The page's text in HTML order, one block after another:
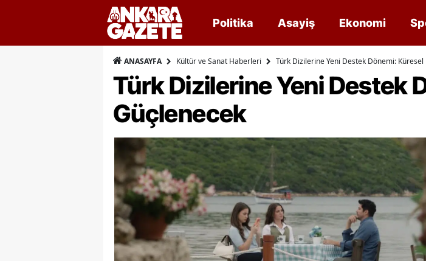
Politika Asayiş Ekonomi
ANASAYFA Kültür ve Sanat Haberleri Türk Dizilerine Yeni Destek Dönemi:
Türk Dizilerine Yeni Destek
Güçlenecek